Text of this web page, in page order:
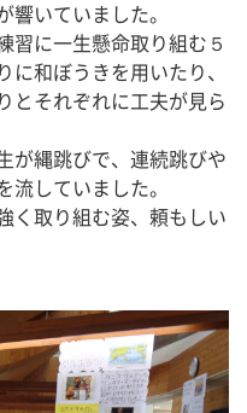
いていました。
に一生懸命取り組む５
和ぼうきを用いたり、
とそれぞれに工夫が見ら
が縄跳びで、連続跳びや
していました。
く取り組む姿、頼もしい